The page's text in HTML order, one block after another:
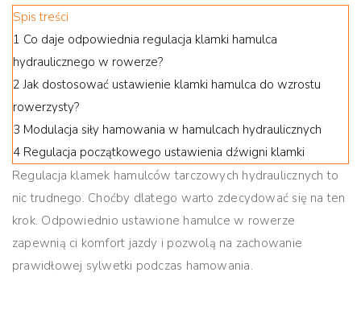
Spis treści
1 Co daje odpowiednia regulacja klamki hamulca
hydraulicznego w rowerze?
2 Jak dostosować ustawienie klamki hamulca do wzrostu
rowerzysty?
3 Modulacja siły hamowania w hamulcach hydraulicznych
4 Regulacja początkowego ustawienia dźwigni klamki
Regulacja klamek hamulców tarczowych hydraulicznych to
nic trudnego. Choćby dlatego warto zdecydować się na ten
krok. Odpowiednio ustawione hamulce w rowerze
zapewnią ci komfort jazdy i pozwolą na zachowanie
prawidłowej sylwetki podczas hamowania.